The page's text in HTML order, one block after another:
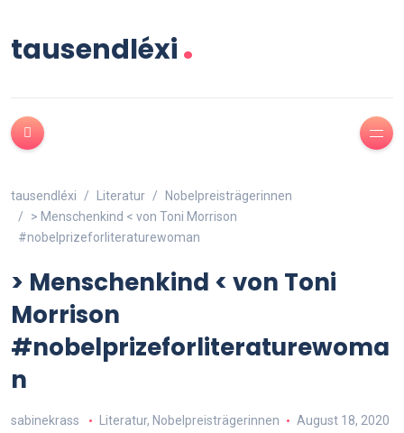
tausendléxi.
tausendléxi Literatur
Nobelpreisträgerinnen
> Menschenkind < von Toni Morrison
#nobelprizeforliteraturewoman
> Menschenkind < von Toni
Morrison
#nobelprizeforliteraturewoma
n
sabinekrass Literatur, Nobelpreisträgerinnen August 18, 2020